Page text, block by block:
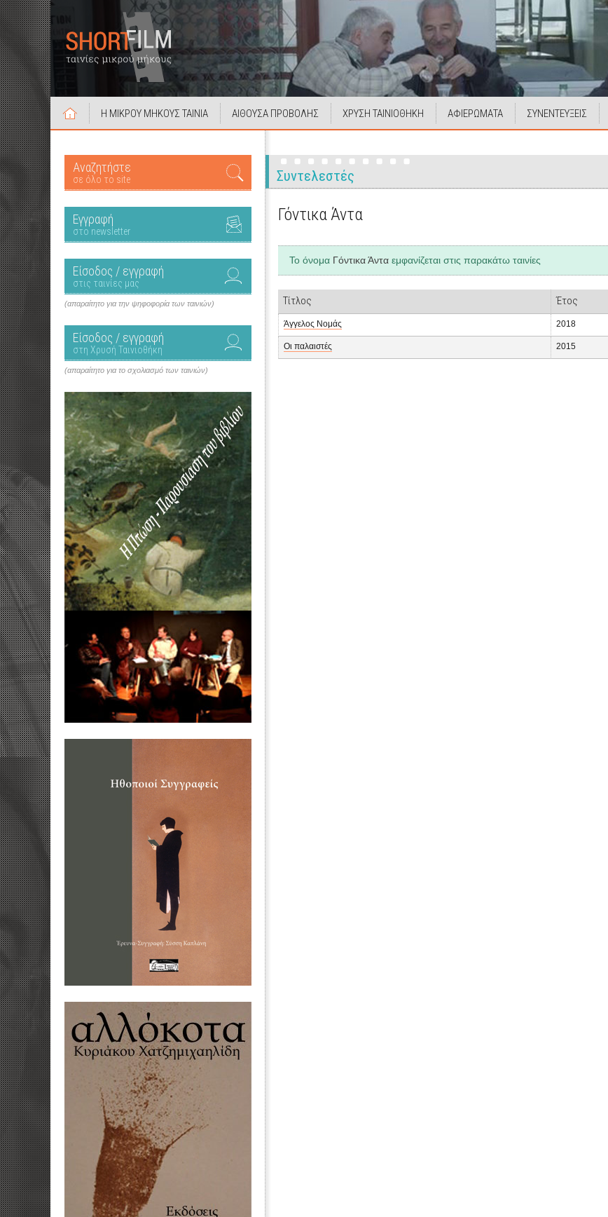
Η ΜΙΚΡΟΥ ΜΗΚΟΥΣ ΤΑΙΝΙΑ ΑΙΘΟΥΣΑ ΠΡΟΒΟΛΗΣ ΧΡΥΣΗ ΤΑΙΝΙΟΘΗΚΗ ΑΦΙΕΡΩΜΑΤΑ ΣΥΝΕΝΤΕΥΞΕΙΣ
Αναζητήστε
σε όλο το site
Εγγραφή
στο newsletter
Είσοδος / εγγραφή
στις ταινίες μας
(απαραίτητο για την ψηφοφορία των ταινιών)
Είσοδος / εγγραφή
στη Χρυσή Ταινιοθήκη
(απαραίτητο για το σχολιασμό των ταινιών)
Συντελεστές
Γόντικα Άντα
Το όνομα Γόντικα Άντα εμφανίζεται στις παρακάτω ταινίες
Τίτλος Έτος
Άγγελος Νομάς 2018
Οι παλαιστές 2015